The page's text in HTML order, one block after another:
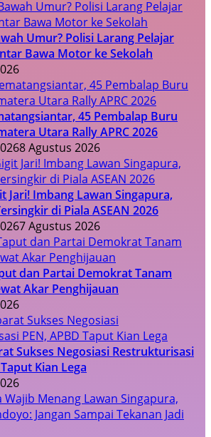
Umur? Polisi Larang Pelajar
Bawa Motor ke Sekolah
45 Pembalap Buru
Utara Rally APRC 2026
8 Agustus 2026
Jari! Imbang Lawan Singapura,
di Piala ASEAN 2026
7 Agustus 2026
dan Partai Demokrat Tanam
Akar Penghijauan
Sukses Negosiasi Restrukturisasi
Kian Lega